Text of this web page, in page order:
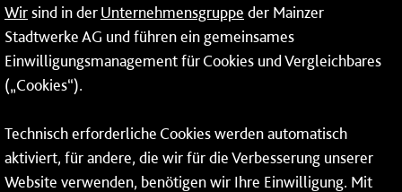
Wärme
Fernwärme
Mainzer Stadtwerke AG
Rheinallee 41
Wirsind in derUnternehmensgruppe der Mainzer
Stadtwerke AG und führen ein gemeinsames
Einwilligungsmanagement für Cookies und Vergleichbares
(„Cookies“).
Technisch erforderliche Cookies werden automatisch
aktiviert, für andere, die wir für die Verbesserung unserer
Website verwenden, benötigen wir Ihre Einwilligung. Mit